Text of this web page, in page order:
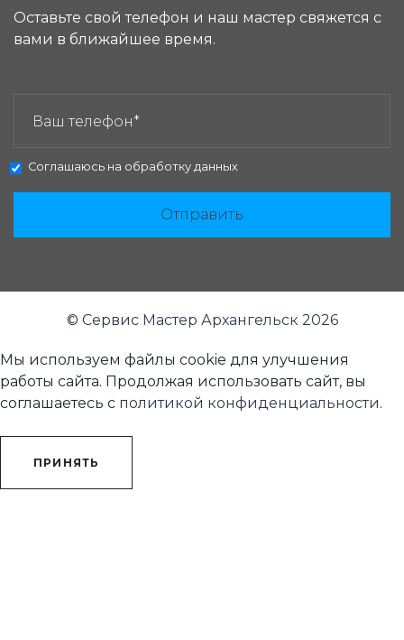
Оставьте свой телефон и наш мастер свяжется с
вами в ближайшее время.
Соглашаюсь на обработку данных
Отправить
© Сервис Мастер Архангельск 2026
Мы используем файлы cookie для улучшения
работы сайта. Продолжая использовать сайт, вы
соглашаетесь с политикой конфиденциальности.
ПРИНЯТЬ